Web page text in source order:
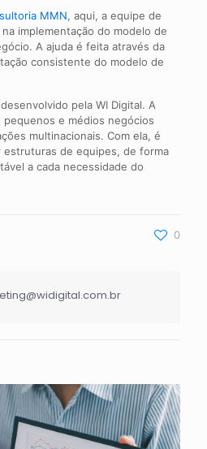
MMN, aqui, a equipe de
implementação do modelo de
A ajuda é feita através da
consistente do modelo de
pela WI Digital. A
e médios negócios
multinacionais. Com ela, é
estruturas de equipes, de forma
a cada necessidade do
0